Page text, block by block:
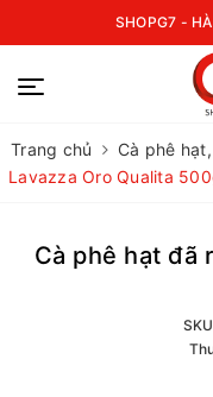
SHOPG7 -
Trang chủ Cà phê
Lavazza Oro Qualita
Cà phê hạt đã